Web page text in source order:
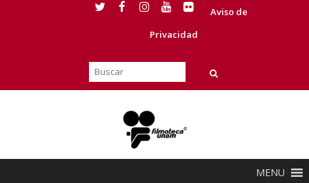
Aviso de
Privacidad
MENU